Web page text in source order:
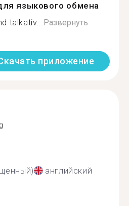
языкового обмена
talkativ...Развернуть
приложение
английский